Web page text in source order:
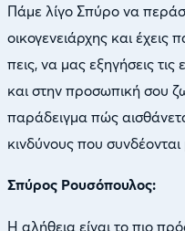
Πάμε λίγο Σπύρο να
οικογενειάρχης και
πεις, να μας εξηγήσεις τις
και στην προσωπική σου
παράδειγμα πώς
κινδύνους που
Σπύρος Ρουσόπουλος:
Η αλήθεια είναι το πιο